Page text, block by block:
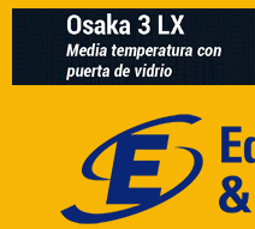
Saltar
contenido